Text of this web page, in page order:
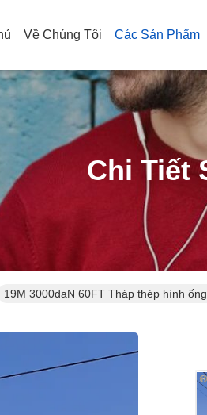
Về Chúng Tôi Các Sản Phẩm
Chi Tiết
19M 3000daN 60FT Tháp thép hình